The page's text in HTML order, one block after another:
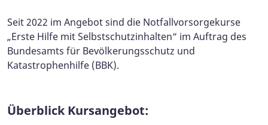
Seit 2022 im Angebot sind die Notfallvorsorgekurse
„Erste Hilfe mit Selbstschutzinhalten“ im Auftrag des
Bundesamts für Bevölkerungsschutz und
Katastrophenhilfe (BBK).
Überblick Kursangebot: